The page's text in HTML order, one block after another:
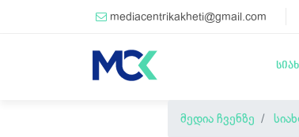
mediacentrikakheti@gmail.com
მედია ჩვენზე